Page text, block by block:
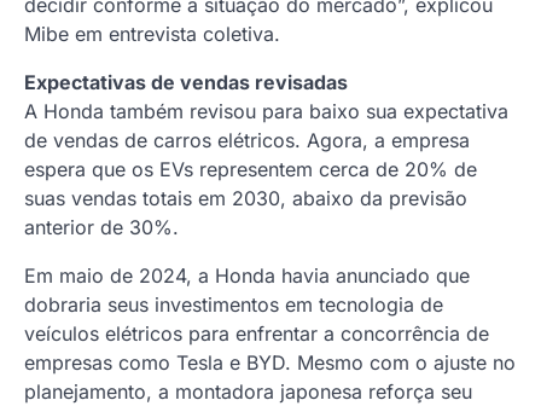
decidir conforme a situação do mercado”, explicou
Mibe em entrevista coletiva.
Expectativas de vendas revisadas
A Honda também revisou para baixo sua expectativa
de vendas de carros elétricos. Agora, a empresa
espera que os EVs representem cerca de 20% de
suas vendas totais em 2030, abaixo da previsão
anterior de 30%.
Em maio de 2024, a Honda havia anunciado que
dobraria seus investimentos em tecnologia de
veículos elétricos para enfrentar a concorrência de
empresas como Tesla e BYD. Mesmo com o ajuste no
planejamento, a montadora japonesa reforça seu